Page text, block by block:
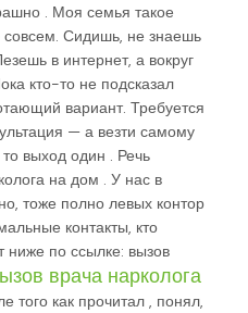
. Моя семья такое
Сидишь, не знаешь
в интернет, а вокруг
кто-то не подсказал
вариант. Требуется
— а везти самому
выход один . Речь
на дом . У нас в
тоже полно левых контор
контакты, кто
ниже по ссылке: вызов
врача нарколога
того как прочитал , понял,